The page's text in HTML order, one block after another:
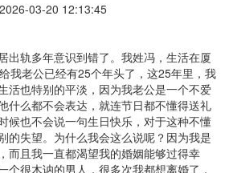
2026-03-20 12:13:45
出轨多年意识到错了。我姓冯，生活在厦
我老公已经有25个年头了，这25年里，我
活也特别的平淡，因为我老公是一个不爱
什么都不会表达，就连节日都不懂得送礼
候也不会说一句生日快乐，对于这种不懂
的失望。为什么我会这么说呢？因为我是
而且我一直都渴望我的婚姻能够过得幸
个很木讷的男人，很多次我都想离婚了，